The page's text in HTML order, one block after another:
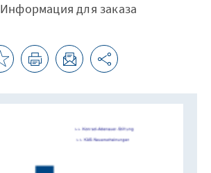
Информация для заказа